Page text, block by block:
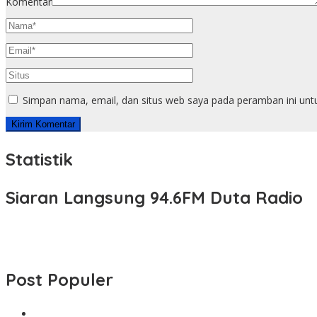
Simpan nama, email, dan situs web saya pada peramban ini
Statistik
Siaran Langsung 94.6FM Duta Radio
Post Populer